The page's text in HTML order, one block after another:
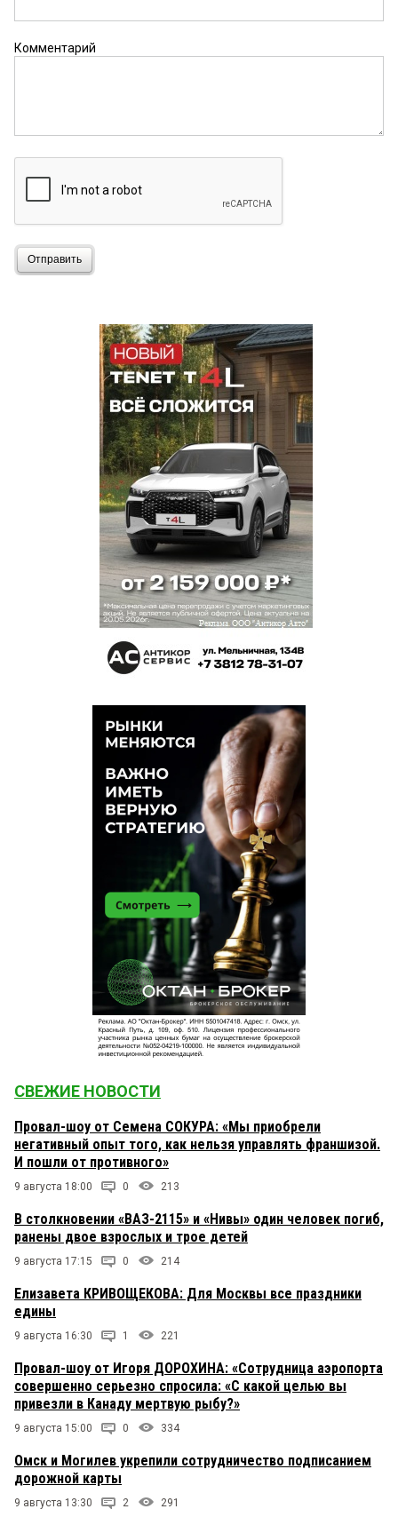
Комментарий
Отправить
СВЕЖИЕ НОВОСТИ
Провал-шоу от Семена СОКУРА: «Мы приобрели
негативный опыт того, как нельзя управлять франшизой.
И пошли от противного»
9 августа 18:00 0 213
В столкновении «ВАЗ-2115» и «Нивы» один человек погиб,
ранены двое взрослых и трое детей
9 августа 17:15 0 214
Елизавета КРИВОЩЕКОВА: Для Москвы все праздники
едины
9 августа 16:30 1 221
Провал-шоу от Игоря ДОРОХИНА: «Сотрудница аэропорта
совершенно серьезно спросила: «С какой целью вы
привезли в Канаду мертвую рыбу?»
9 августа 15:00 0 334
Омск и Могилев укрепили сотрудничество подписанием
дорожной карты
9 августа 13:30 2 291